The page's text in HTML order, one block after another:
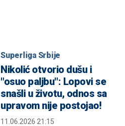
Superliga Srbije
Nikolić otvorio dušu i
"osuo paljbu": Lopovi se
snašli u životu, odnos sa
upravom nije postojao!
11.06.2026 21:15